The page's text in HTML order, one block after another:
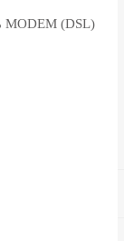
(MODEM (DSL موجود بر روی اسپلیتر، و سر دیگر آن را به درگاه DSL در پشت مودم متصل کنید.